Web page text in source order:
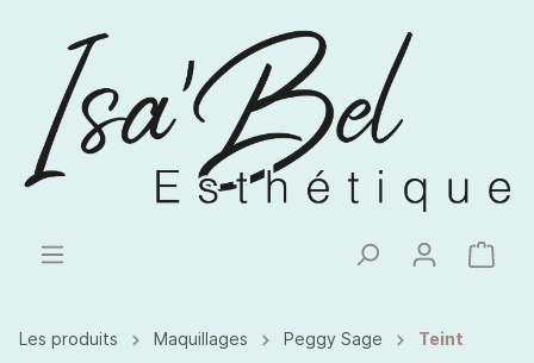
Les produits Maquillages Peggy Sage Teint